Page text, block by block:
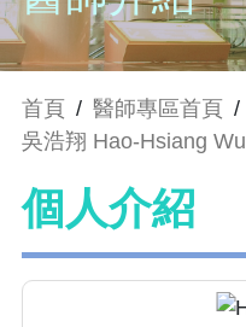
首頁 / 醫師專區首頁 /
吳浩翔 Hao-Hsiang Wu
個人介紹